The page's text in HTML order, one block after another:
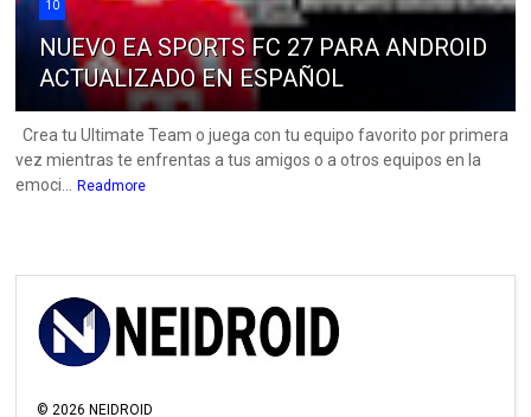
10
NUEVO EA SPORTS FC 27 PARA ANDROID
ACTUALIZADO EN ESPAÑOL
Crea tu Ultimate Team o juega con tu equipo favorito por primera
vez mientras te enfrentas a tus amigos o a otros equipos en la
emoci...
Readmore
© 2026 NEIDROID